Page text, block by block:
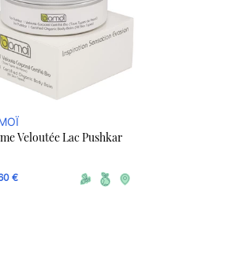
Veloutée Lac Pushkar
€